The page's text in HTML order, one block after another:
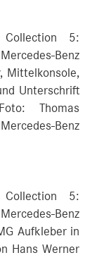
Collection 5:
Benz
Mittelkonsole,
Unterschrift
Thomas
Benz
Collection 5:
Benz
Aufkleber in
Hans Werner